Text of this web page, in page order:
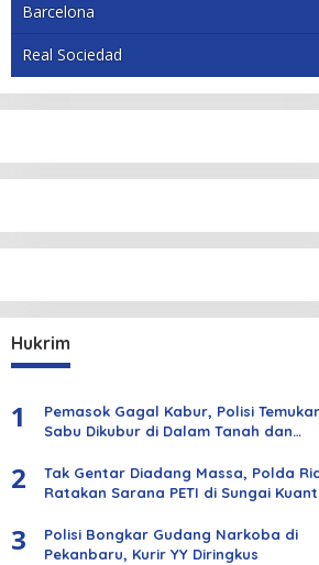
Barcelona
Real Sociedad
Hukrim
1
Pemasok Gagal Kabur, Polisi
Sabu Dikubur di Dalam Tanah dan
2
Tak Gentar Diadang Massa, Polda
Ratakan Sarana PETI di Sungai
3
Polisi Bongkar Gudang Narkoba di
Pekanbaru, Kurir YY Diringkus